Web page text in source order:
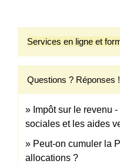
Services en ligne et
Questions ? Réponses !
Impôt sur le revenu
sociales et les aides
Peut-on cumuler la
allocations ?